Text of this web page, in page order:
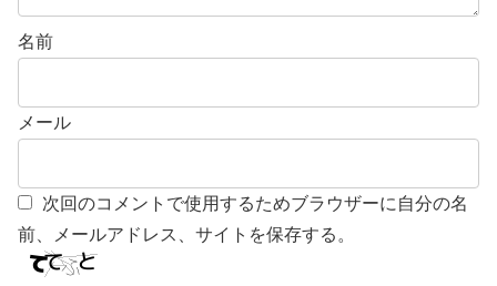
名前
メール
次回のコメントで使用するためブラウザーに自分の名
前、メールアドレス、サイトを保存する。